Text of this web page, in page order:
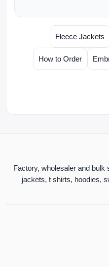
Fleece Jackets
How to Order
Factory, wholesaler and
jackets, t shirts, hoodies,